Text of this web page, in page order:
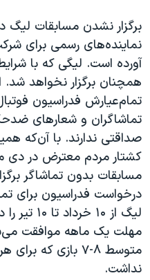
برگزار نشدن مسابقات
نماینده‌های رسمی برای
آورده است. لیگی که با
همچنان برگزار نخواهد
تمام‌عیارش فدراسیون
تماشاگران و شعارهای
صداقتی ندارند. با آن‌که
کشتار مردم معترض در دی
مسابقات بدون تماشاگر
درخواست فدراسیون برای
لیگ از ۱۰
مهلت یک ماهه موافقت
متوسط ۸-۷ بازی که
نداشت.